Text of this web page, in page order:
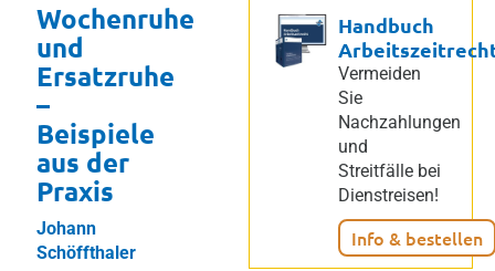
Wochenruhe
und
Ersatzruhe
–
Beispiele
aus der
Praxis
Johann
Schöffthaler
Handbuch
Vermeiden
Sie
Nachzahlungen
und
Streitfälle bei
Dienstreisen!
Info & bestellen